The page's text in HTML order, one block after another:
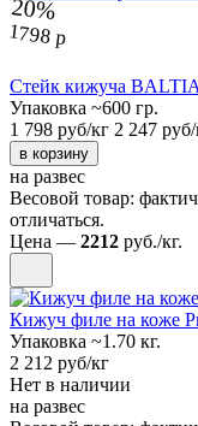
20%
1798 р
Стейк кижуча
Упаковка ~600 гр.
1 798 руб/кг 2 247
в корзину
на развес
Весовой товар:
отличаться.
Цена — 2212 руб./кг.
Кижуч филе на коже
Упаковка ~1.70 кг.
2 212 руб/кг
Нет в наличии
на развес